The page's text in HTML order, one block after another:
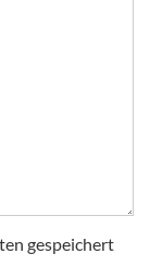
gespeichert